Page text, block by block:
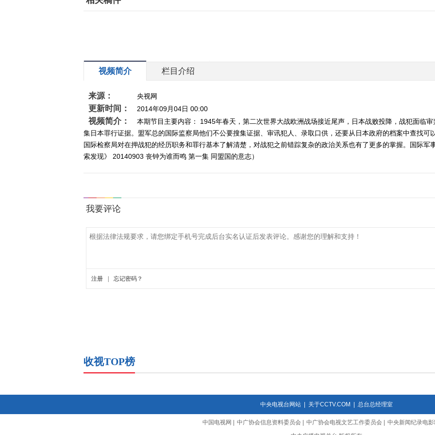
视频简介 栏目介绍
来源： 央视网
更新时间： 2014年09月04日 00:00
视频简介：
本期节目主要内容： 1945年春天，第二次世界大战欧洲战场接近尾声，日本战败投降，战犯面临
集日本罪行证据。盟军总的国际监察局他们不公要搜集证据、审讯犯人、录取口供，还要从日本政府的档案中查找可
国际检察局对在押战犯的经历职务和罪行基本了解清楚，对战犯之前错踪复杂的政治关系也有了更多的掌握。国际军
索发现》 20140903 丧钟为谁而鸣 第一集 同盟国的意志）
收视TOP榜
中央电视台网站| 关于CCTV.COM 总台总经理室
中国电视网 中广协会信息资料委员会 中广协会电视文艺工作委员会
中央新闻纪录电